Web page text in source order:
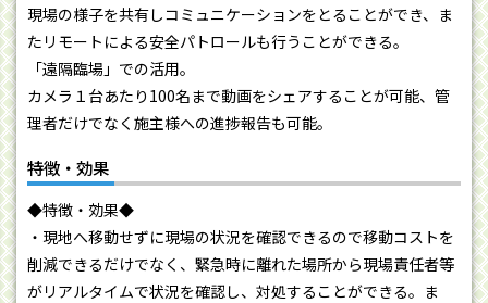
現場の様子を共有しコミュニケーションをとることができ、ま
たリモートによる安全パトロールも行うことができる。
「遠隔臨場」での活用。
カメラ１台あたり100名まで動画をシェアすることが可能、管
理者だけでなく施主様への進捗報告も可能。
特徴・効果
◆特徴・効果◆
・現地へ移動せずに現場の状況を確認できるので移動コストを
削減できるだけでなく、緊急時に離れた場所から現場責任者等
がリアルタイムで状況を確認し、対処することができる。ま